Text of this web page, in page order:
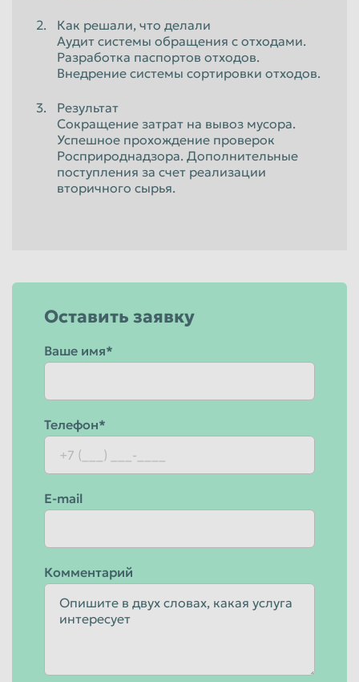
Как решали, что делали
Аудит системы обращения с отходами.
Разработка паспортов отходов.
Внедрение системы сортировки отходов.
Результат
Сокращение затрат на вывоз мусора.
Успешное прохождение проверок
Росприроднадзора. Дополнительные
поступления за счет реализации
вторичного сырья.
Оставить заявку
Ваше имя*
Телефон*
E-mail
Комментарий